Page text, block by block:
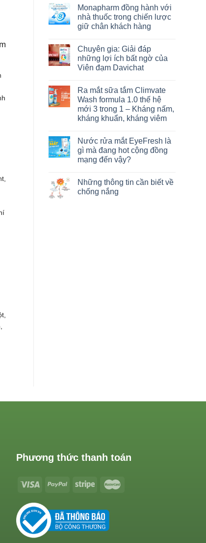
Monapharm đồng hành với
nhà thuốc trong chiến lược
giữ chân khách hàng
Chuyên gia: Giải đáp
những lợi ích bất ngờ của
Viên đạm Davichat
Ra mắt sữa tắm Climvate
Wash formula 1.0 thế hệ
mới 3 trong 1 – Kháng nấm,
kháng khuẩn, kháng viêm
Nước rửa mắt EyeFresh là
gì mà đang hot cộng đồng
mạng đến vậy?
Những thông tin cần biết về
chống nắng
Phương thức thanh toán